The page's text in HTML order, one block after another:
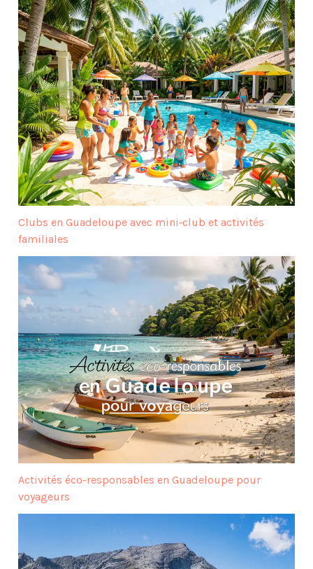
Clubs en Guadeloupe avec mini‑club et activités
familiales
Activités éco-responsables en Guadeloupe pour
voyageurs